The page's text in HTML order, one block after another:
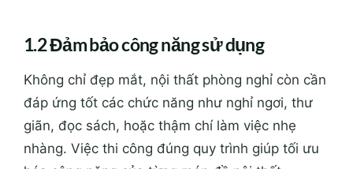
1.2 Đảm bảo công năng sử dụng
Không chỉ đẹp mắt, nội thất phòng nghỉ còn cần
đáp ứng tốt các chức năng như nghỉ ngơi, thư
giãn, đọc sách, hoặc thậm chí làm việc nhẹ
nhàng. Việc thi công đúng quy trình giúp tối ưu